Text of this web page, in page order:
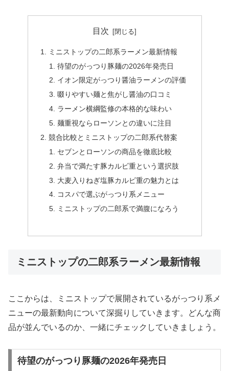
目次
ミニストップの二郎系ラーメン最新情報
待望のがっつり豚麺の2026年発売日
イオン限定がっつり醤油ラーメンの評価
啜りやすい麺と焦がし醤油の口コミ
ラーメン横綱監修の本格的な味わい
麺重視ならローソンとの違いに注目
競合比較とミニストップの二郎系代替案
セブンとローソンの商品を徹底比較
弁当で満たす豚カルビ重という選択肢
大麦入りねぎ塩豚カルビ重の魅力とは
コスパで選ぶがっつり系メニュー
ミニストップの二郎系で満腹になろう
ミニストップの二郎系ラーメン最新情報
ここからは、ミニストップで展開されているがっつり系メ
ニューの最新動向について深掘りしていきます。どんな商
品が並んでいるのか、一緒にチェックしていきましょう。
待望のがっつり豚麺の2026年発売日